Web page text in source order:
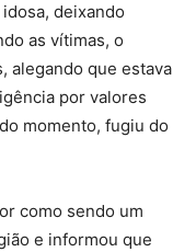
deixando
as vítimas, o
alegando que estava
por valores
momento, fugiu do
como sendo um
e informou que